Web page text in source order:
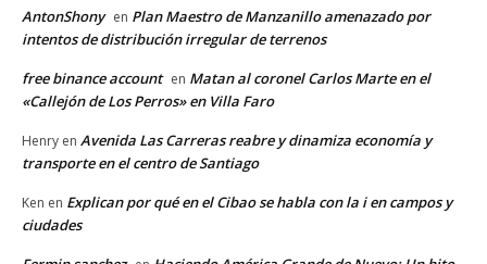
AntonShony en Plan Maestro de Manzanillo amenazado por
intentos de distribución irregular de terrenos
free binance account en Matan al coronel Carlos Marte en el
«Callejón de Los Perros» en Villa Faro
Henry en Avenida Las Carreras reabre y dinamiza economía y
transporte en el centro de Santiago
Ken en Explican por qué en el Cibao se habla con la i en campos y
ciudades